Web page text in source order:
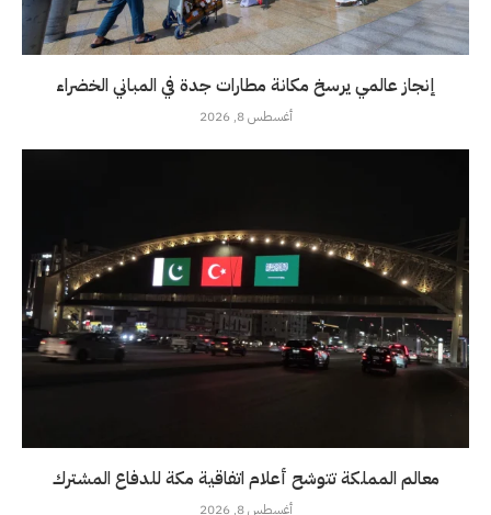
إنجاز عالمي يرسخ مكانة مطارات جدة في المباني الخضراء
أغسطس 8, 2026
معالم المملكة تتوشح أعلام اتفاقية مكة للدفاع المشترك
أغسطس 8, 2026